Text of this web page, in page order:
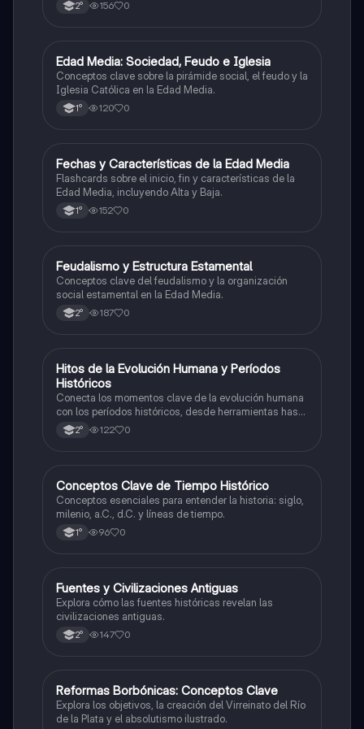
2° 156 0
EHistoria
Edad Media: Sociedad, Feudo e Iglesia
Conceptos clave sobre la pirámide social, el feudo y la
Iglesia Católica en la Edad Media.
1° 120 0
FHistoria
Fechas y Características de la Edad Media
Flashcards sobre el inicio, fin y características de la
Edad Media, incluyendo Alta y Baja.
1° 152 0
FHistoria
Feudalismo y Estructura Estamental
Conceptos clave del feudalismo y la organización
social estamental en la Edad Media.
2° 187 0
HHistoria
Hitos de la Evolución Humana y Períodos
Históricos
Conecta los momentos clave de la evolución humana
con los períodos históricos, desde herramientas hasta
escritura.
2° 122 0
CHistoria
Conceptos Clave de Tiempo Histórico
Conceptos esenciales para entender la historia: siglo,
milenio, a.C., d.C. y líneas de tiempo.
1° 96 0
FHistoria
Fuentes y Civilizaciones Antiguas
Explora cómo las fuentes históricas revelan las
civilizaciones antiguas.
2° 147 0
RHistoria
Reformas Borbónicas: Conceptos Clave
Explora los objetivos, la creación del Virreinato del Río
de la Plata y el absolutismo ilustrado.